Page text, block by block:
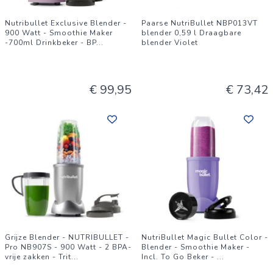
Nutribullet Exclusive Blender -
900 Watt - Smoothie Maker
-700ml Drinkbeker - BP...
€ 99,95
Paarse NutriBullet NBP013VT
blender 0,59 l Draagbare
blender Violet
€ 73,42
Grijze Blender - NUTRIBULLET -
Pro NB907S - 900 Watt - 2 BPA-
vrije zakken - Trit...
NutriBullet Magic Bullet Color -
Blender - Smoothie Maker -
Incl. To Go Beker - ...